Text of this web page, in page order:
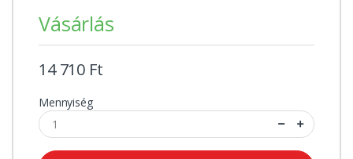
Vásárlás
14 710 Ft
Mennyiség